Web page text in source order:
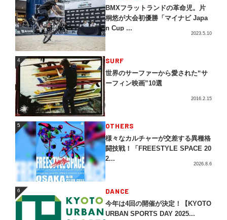
BMXフラットランドの革命児。片
桐悠が大会初優勝「マイナビ Japa
n Cup ...
2023.5.10
4 SURF
世界のサーファーから愛された“サ
ーフィン映画”10選
2016.2.15
5 OTHERS
様々なカルチャーが交差する異種格
闘技戦！「FREESTYLE SPACE 20
2...
2026.8.6
6 DANCE
今年は4回の開催が決定！【KYOTO
URBAN SPORTS DAY 2025...